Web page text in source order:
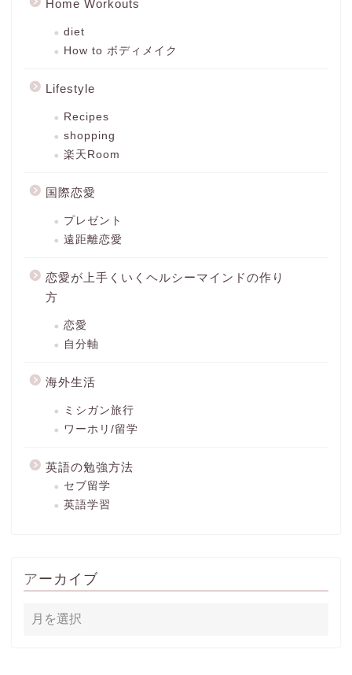
Home Workouts
diet
How to ボディメイク
Lifestyle
Recipes
shopping
楽天Room
国際恋愛
プレゼント
遠距離恋愛
恋愛が上手くいくヘルシーマインドの作り
方
恋愛
自分軸
海外生活
ミシガン旅行
ワーホリ/留学
英語の勉強方法
セブ留学
英語学習
アーカイブ